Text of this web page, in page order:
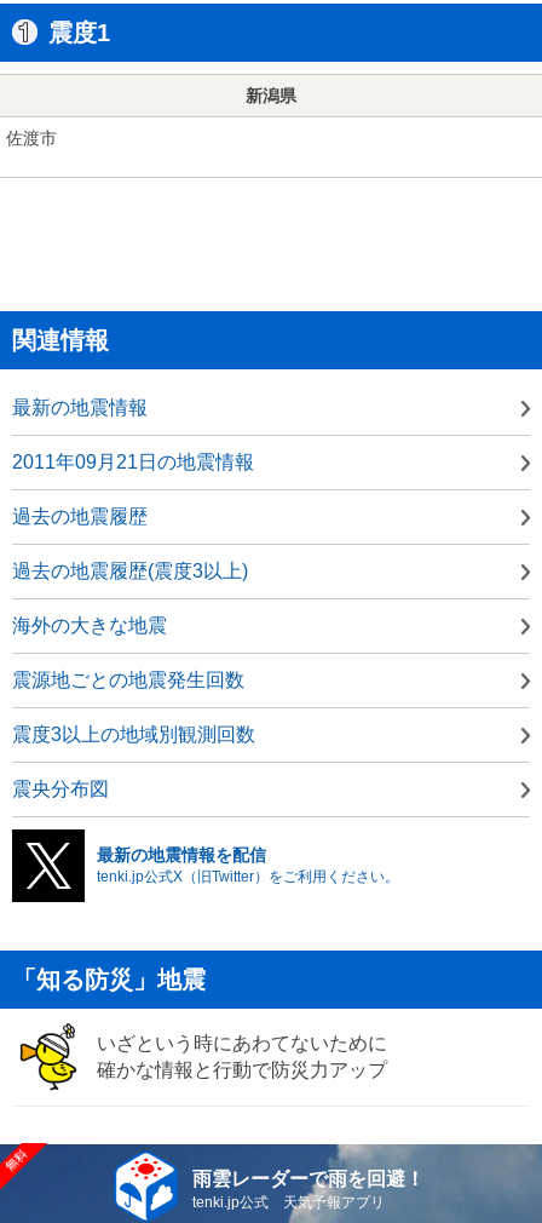
震度1
新潟県
佐渡市
関連情報
最新の地震情報
2011年09月21日の地震情報
過去の地震履歴
過去の地震履歴(震度3以上)
海外の大きな地震
震源地ごとの地震発生回数
震度3以上の地域別観測回数
震央分布図
最新の地震情報を配信
tenki.jp公式X（旧Twitter）をご利用ください。
「知る防災」地震
いざという時にあわてないために
確かな情報と行動で防災力アップ
雨雲レーダーで雨を回避！
tenki.jp公式 天気予報アプリ